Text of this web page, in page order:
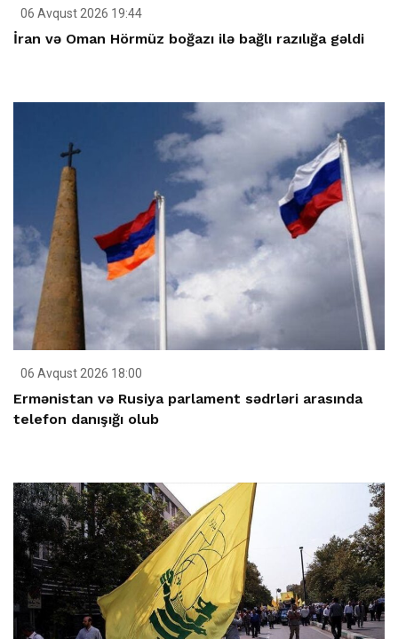
06 Avqust 2026 19:44
İran və Oman Hörmüz boğazı ilə bağlı razılığa gəldi
06 Avqust 2026 18:00
Ermənistan və Rusiya parlament sədrləri arasında
telefon danışığı olub